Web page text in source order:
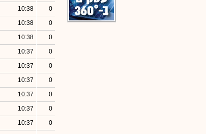
0
10:38
0
10:38
0
10:38
0
10:37
0
10:37
0
10:37
0
10:37
0
10:37
0
10:37